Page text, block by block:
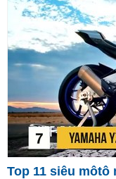
Top 11 siêu